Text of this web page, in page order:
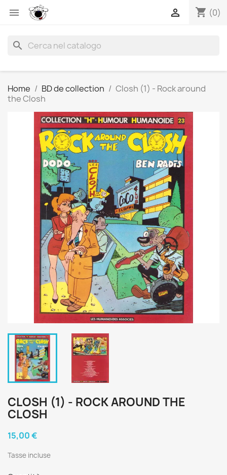
 shopping_cart (0)

search
Home BD de collection
Closh (1) - Rock around
the Closh
CLOSH (1) - ROCK AROUND THE
CLOSH
15,00 €
Tasse incluse